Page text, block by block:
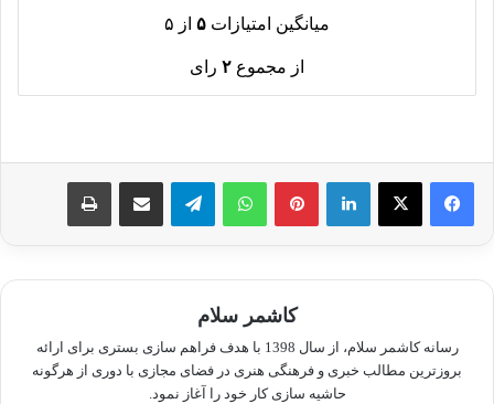
میانگین امتیازات ۵ از ۵
از مجموع ۲ رای
لینکدین پینترستواتس آپ تلگرام اشتراک گذاری از طریق ایمیل چاپ
کاشمر سلام
رسانه کاشمر سلام، از سال 1398 با هدف فراهم سازی بستری برای ارائه
بروزترین مطالب خبری و فرهنگی هنری در فضای مجازی با دوری از هرگونه
حاشیه سازی کار خود را آغاز نمود.